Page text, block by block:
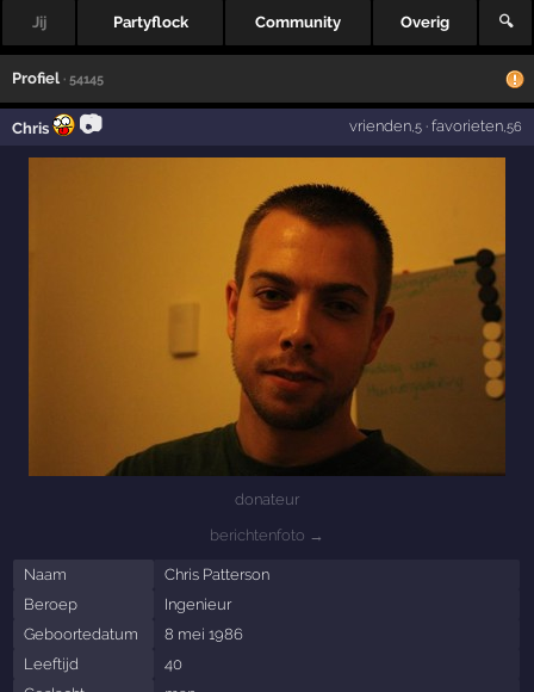
Jij Partyflock Community Overig 🔍
Profiel · 54145
Chris 📷 vrienden,5· favorieten,56
donateur
berichtenfoto →
Naam
Chris Patterson
Beroep
Ingenieur
Geboortedatum
8 mei 1986
Leeftijd
40